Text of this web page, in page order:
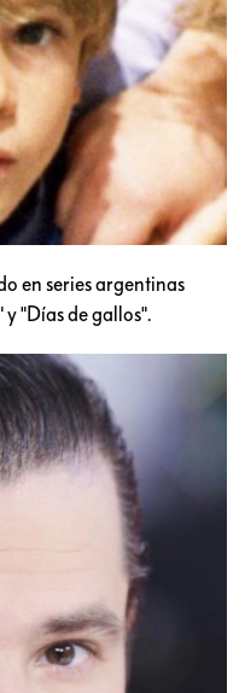
en series argentinas
"Días de gallos".